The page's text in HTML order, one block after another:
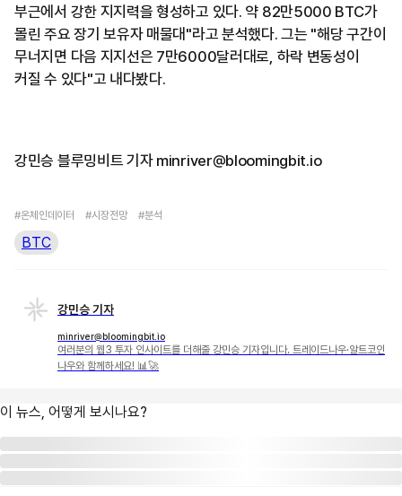
부근에서 강한 지지력을 형성하고 있다. 약 82만5000 BTC가
몰린 주요 장기 보유자 매물대"라고 분석했다. 그는 "해당 구간이
무너지면 다음 지지선은 7만6000달러대로, 하락 변동성이
커질 수 있다"고 내다봤다.
강민승 블루밍비트 기자 minriver@bloomingbit.io
#온체인데이터 #시장전망 #분석
BTC
강민승 기자
minriver@bloomingbit.io
여러분의 웹3 투자 인사이트를 더해줄 강민승 기자입니다. 트레이드나우·알트코인
나우와 함께하세요! 📊🚀
이 뉴스, 어떻게 보시나요?